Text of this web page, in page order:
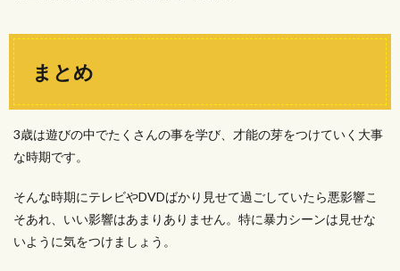
まとめ
3歳は遊びの中でたくさんの事を学び、才能の芽をつけていく大事
な時期です。
そんな時期にテレビやDVDばかり見せて過ごしていたら悪影響こ
そあれ、いい影響はあまりありません。特に暴力シーンは見せな
いように気をつけましょう。